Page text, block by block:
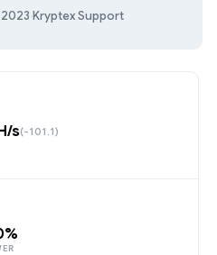
·Kryptex Support
s(-101.1)